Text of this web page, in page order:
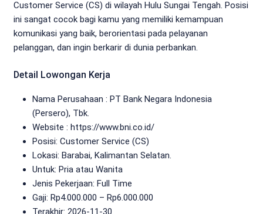
Customer Service (CS) di wilayah Hulu Sungai Tengah. Posisi
ini sangat cocok bagi kamu yang memiliki kemampuan
komunikasi yang baik, berorientasi pada pelayanan
pelanggan, dan ingin berkarir di dunia perbankan.
Detail Lowongan Kerja
Nama Perusahaan : PT Bank Negara Indonesia
(Persero), Tbk.
Website : https://www.bni.co.id/
Posisi: Customer Service (CS)
Lokasi: Barabai, Kalimantan Selatan.
Untuk: Pria atau Wanita
Jenis Pekerjaan: Full Time
Gaji: Rp4.000.000 – Rp6.000.000
Terakhir: 2026-11-30